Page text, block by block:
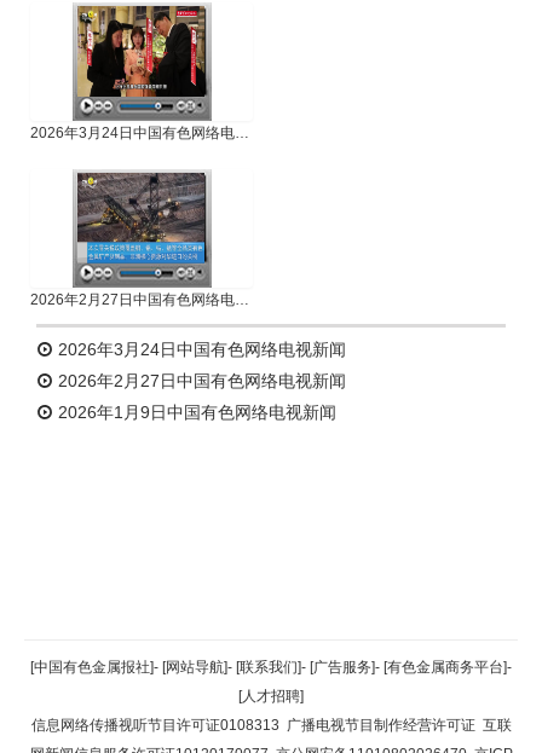
2026年3月24日中国有色网络电视新闻
2026年2月27日中国有色网络电视新闻
2026年3月24日中国有色网络电视新闻
2026年2月27日中国有色网络电视新闻
2026年1月9日中国有色网络电视新闻
返回顶部
返回首页
[中国有色金属报社]- [网站导航]- [联系我们]- [广告服务]- [有色金属商务平台]-
[人才招聘]
信息网络传播视听节目许可证0108313 广播电视节目制作经营许可证 互联